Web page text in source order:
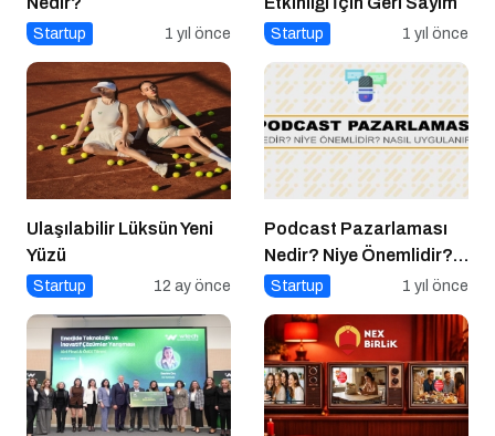
Startup 1 yıl önce Startup 1 yıl önce
Ulaşılabilir Lüksün Yeni
Yüzü
Startup 12 ay önce
Podcast Pazarlaması
Nedir? Niye Önemlidir?
Podcast Pazarlaması
Startup 1 yıl önce